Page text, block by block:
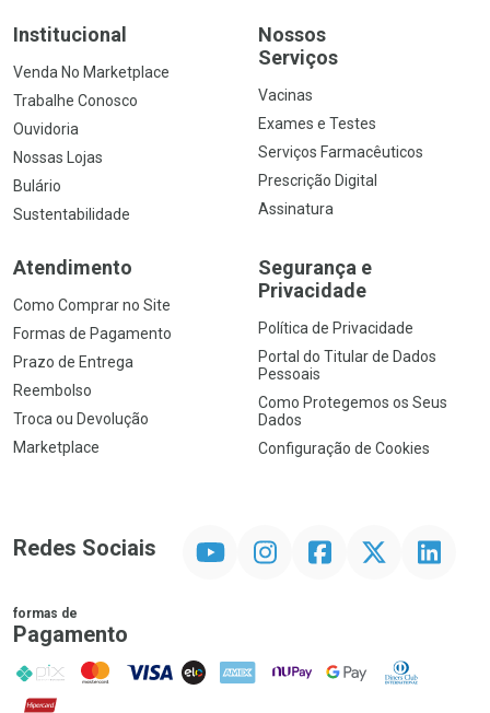
Institucional
Venda No Marketplace
Trabalhe Conosco
Ouvidoria
Nossas Lojas
Bulário
Sustentabilidade
Nossos
Serviços
Vacinas
Exames e Testes
Serviços Farmacêuticos
Prescrição Digital
Assinatura
Atendimento
Como Comprar no Site
Formas de Pagamento
Prazo de Entrega
Reembolso
Troca ou Devolução
Marketplace
Segurança e
Privacidade
Política de Privacidade
Portal do Titular de Dados
Pessoais
Como Protegemos os Seus
Dados
Configuração de Cookies
Redes Sociais InstagramFacebookTwitter Linkedin
formas de
Pagamento
PIX MasterCard
VISA ELO AMEX NuPay Google PayDiners Club
Hipercard